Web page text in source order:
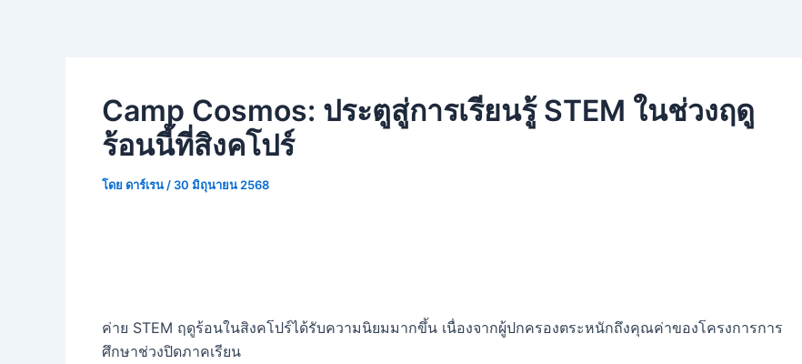
Camp Cosmos: ประตูสู่การเรียนรู้ STEM ในช่วงฤดู
ร้อนนี้ที่สิงคโปร์
โดย ดาร์เรน / 30 มิถุนายน 2568
ค่าย STEM ฤดูร้อนในสิงคโปร์ได้รับความนิยมมากขึ้น เนื่องจากผู้ปกครองตระหนักถึงคุณค่าของโครงการการ
ศึกษาช่วงปิดภาคเรียน